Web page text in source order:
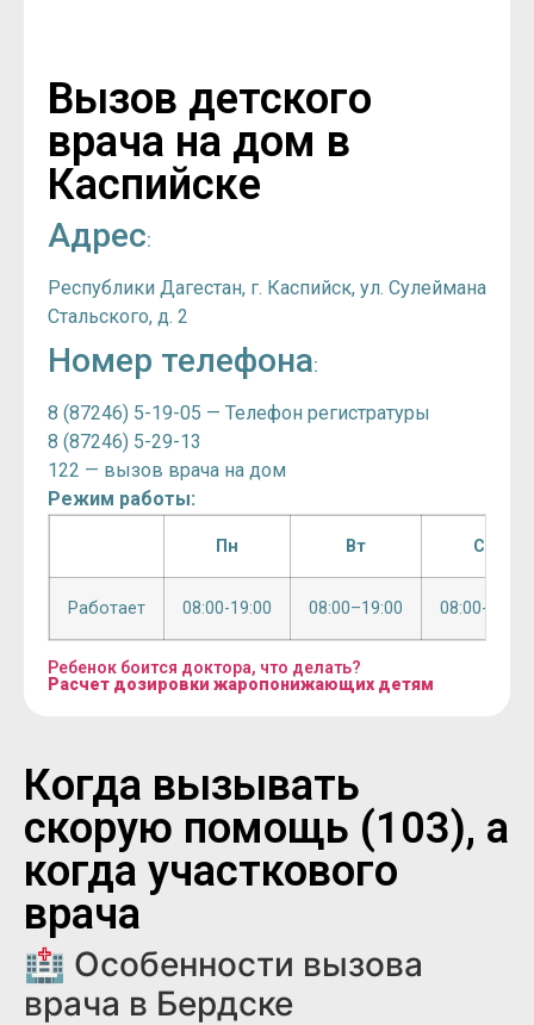
Вызов детского
врача на дом в
Каспийске
Адрес:
Республики Дагестан, г. Каспийск, ул. Сулеймана
Стальского, д. 2
Номер телефона:
8 (87246) 5-19-05 — Телефон регистратуры
8 (87246) 5-29-13
122 — вызов врача на дом
Режим работы:
Пн Вт Ср
Работает 08:00-19:00 08:00–19:00 08:00-19:00
Ребенок боится доктора, что делать?
Расчет дозировки жаропонижающих детям
Когда вызывать
скорую помощь (103), а
когда участкового
врача
🏥 Особенности вызова
врача в Бердске